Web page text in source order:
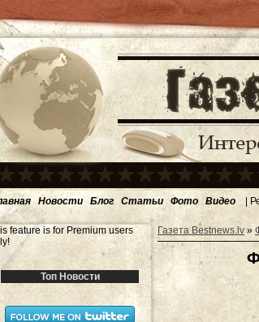
Новости Блог Статьи Фото Видео |
feature is for Premium users
Топ Новости
Газета Bestnews.lv»